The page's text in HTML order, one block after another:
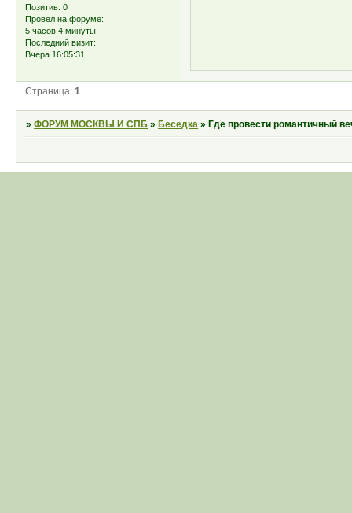
Позитив: 0
Провел на форуме:
5 часов 4 минуты
Последний визит:
Вчера 16:05:31
Страница:1
»ФОРУМ МОСКВЫ И СПБ » Беседка » Где провести романтичный